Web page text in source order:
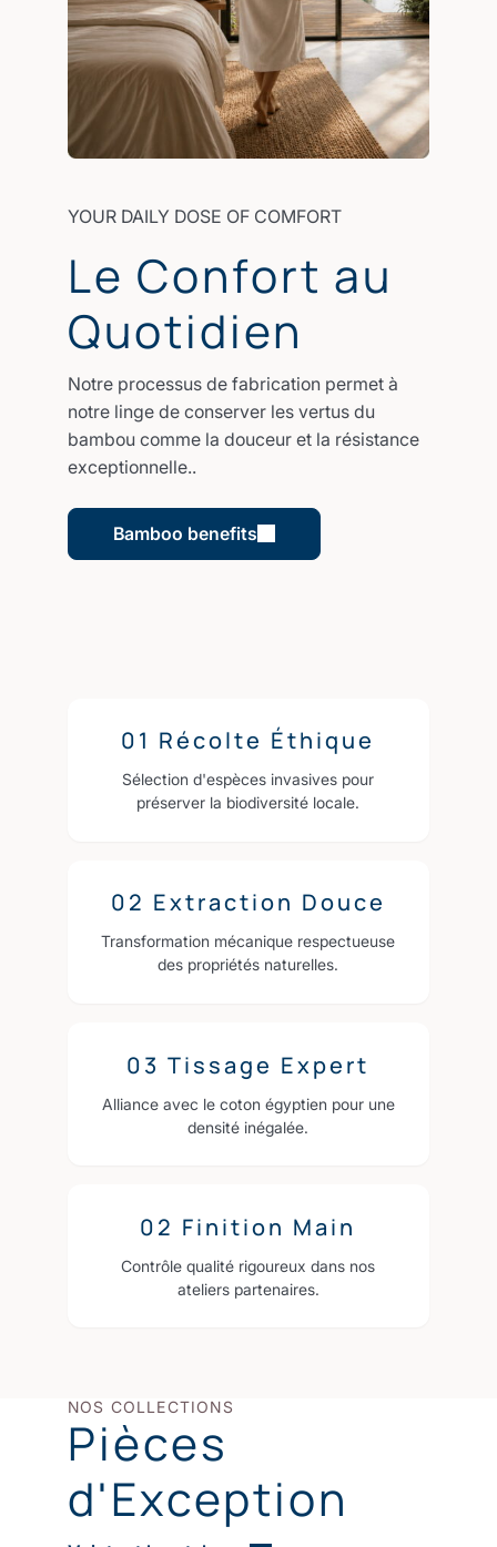
YOUR DAILY DOSE OF COMFORT
Le Confort au
Quotidien
Notre processus de fabrication permet à
notre linge de conserver les vertus du
bambou comme la douceur et la résistance
exceptionnelle..
Bamboo benefits
01 Récolte Éthique
Sélection d'espèces invasives pour
préserver la biodiversité locale.
02 Extraction Douce
Transformation mécanique respectueuse
des propriétés naturelles.
03 Tissage Expert
Alliance avec le coton égyptien pour une
densité inégalée.
02 Finition Main
Contrôle qualité rigoureux dans nos
ateliers partenaires.
NOS COLLECTIONS
Pièces
d'Exception